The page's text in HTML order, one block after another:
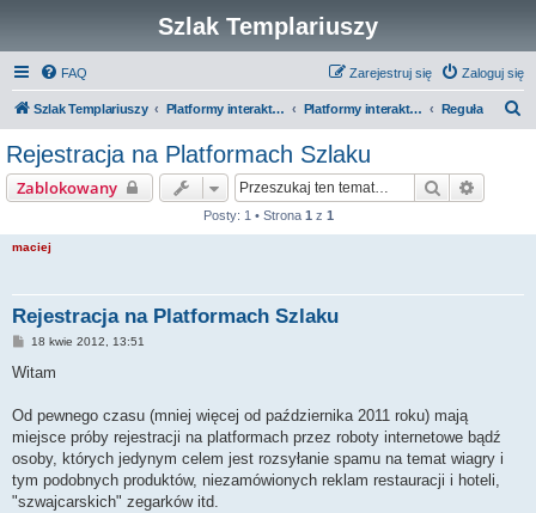
Szlak Templariuszy
FAQ Zaloguj się
Zarejestruj się
Szlak Templariuszy Platformy interaktywne Szlaku Templariuszy Platformy interaktywne - Zakon Templariuszy Reguła
Rejestracja na Platformach Szlaku
Zablokowany Szukaj
Posty: 1 • Strona 1 z 1
maciej
Rejestracja na Platformach Szlaku
P
s
18 kwie 2012, 13:51
Witam
Od pewnego czasu (mniej więcej od października 2011 roku) mają
miejsce próby rejestracji na platformach przez roboty internetowe bądź
osoby, których jedynym celem jest rozsyłanie spamu na temat wiagry i
tym podobnych produktów, niezamówionych reklam restauracji i hoteli,
"szwajcarskich" zegarków itd.